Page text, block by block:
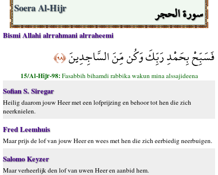
سورة الحجر Soera Al-Hijr
Bismi Allahi alrrahmani alrraheemi
فَسَبِّحْ بِحَمْدِ رَبِّكَ وَكُن مِّنَ السَّاجِدِينَ﴿٩٨﴾
15/Al-Hijr-98:Fasabbih bihamdi rabbika wakun mina alssajideena
Sofian S. Siregar
Heilig daarom jouw Heer met een lofprijzing en behoor tot hen die zich
neerknielen.
Fred Leemhuis
Maar prijs de lof van jouw Heer en wees met hen die zich eerbiedig neerbuigen.
Salomo Keyzer
Maar verheerlijk den lof van uwen Heer en aanbid hem.